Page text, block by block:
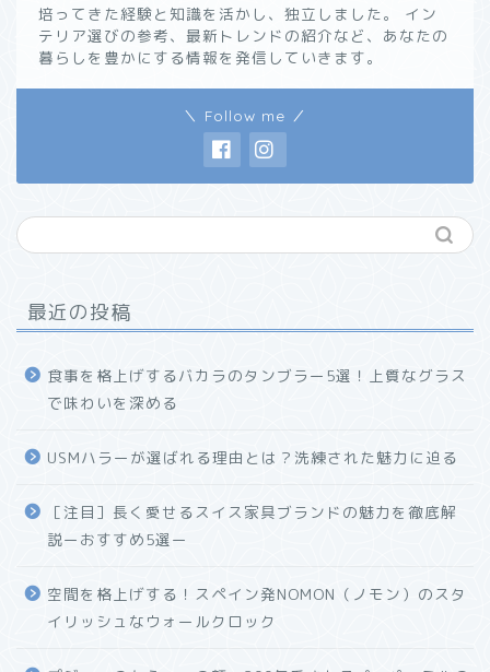
培ってきた経験と知識を活かし、独立しました。 イン
テリア選びの参考、最新トレンドの紹介など、あなたの
暮らしを豊かにする情報を発信していきます。
＼ Follow me ／
最近の投稿
食事を格上げするバカラのタンブラー5選！上質なグラス
で味わいを深める
USMハラーが選ばれる理由とは？洗練された魅力に迫る
［注目］長く愛せるスイス家具ブランドの魅力を徹底解
説ーおすすめ5選ー
空間を格上げする！スペイン発NOMON（ノモン）のスタ
イリッシュなウォールクロック
ホーム